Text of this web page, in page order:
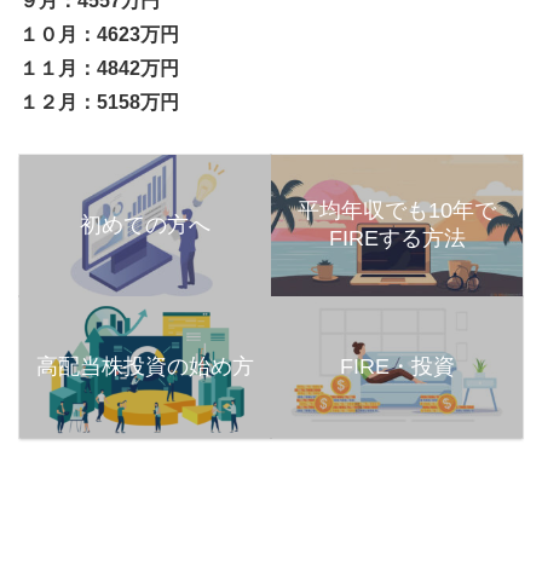
１０月：4623万円
１１月：4842万円
１２月：5158万円
初めての方へ
平均年収でも10年で
FIREする方法
高配当株投資の始め方 FIRE・投資